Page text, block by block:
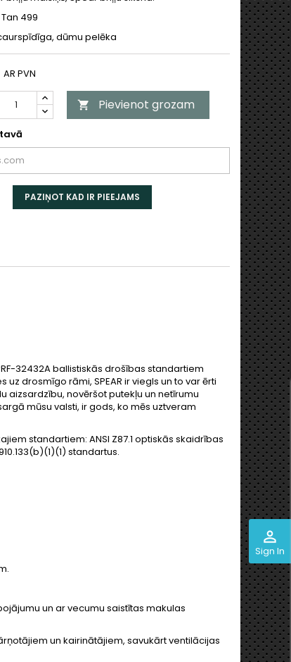
perm_identity
Sign In
Tan 499
dūmu pelēka
AR PVN
 Pievienot grozam
PAZIŅOT KAD IR PIEEJAMS
32432A ballistiskās drošības standartiem
drosmīgo rāmi, SPEAR ir viegls un to var ērti
aizsardzību, novēršot putekļu un netīrumu
mūsu valsti, ir gods, ko mēs uztveram
standartiem: ANSI Z87.1 optiskās skaidrības
standartus.
un ar vecumu saistītas makulas
un kairinātājiem, savukārt ventilācijas